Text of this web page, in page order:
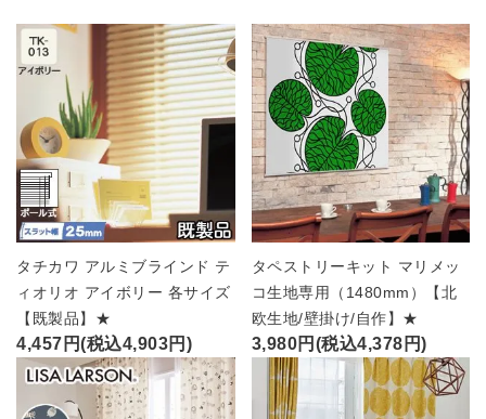
タチカワ アルミブラインド テ
ィオリオ アイボリー 各サイズ
【既製品】★
4,457円(税込4,903円)
タペストリーキット マリメッ
コ生地専用（1480mm）【北
欧生地/壁掛け/自作】★
3,980円(税込4,378円)